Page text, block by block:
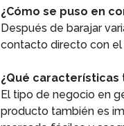
¿Cómo se puso en
Después de barajar
contacto directo con
¿Qué
El tipo de negocio en
producto también es